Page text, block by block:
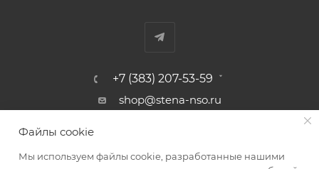
+7 (383) 207-53-59
shop@stena-nso.ru
г.Новосибирск ул.Восход, 26/1
ПОЛИТИКА КОНФИДЕНЦИАЛЬНОСТИ
Файлы cookie
Мы используем файлы cookie, разработанные нашими